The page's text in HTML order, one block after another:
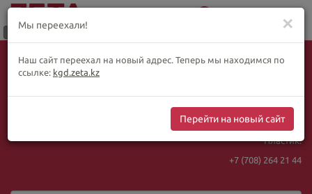
Меню
ҚАЗ
РУС
ENG
+ видеотрансляции:
Интернет-магазин:
+7 (708) 925 56
Пластик:
+7 (708) 264 21 44
✕
Мы переехали!
Наш сайт переехал на новый адрес. Теперь мы находимся по
ссылке: kgd.zeta.kz
Перейти на новый сайт